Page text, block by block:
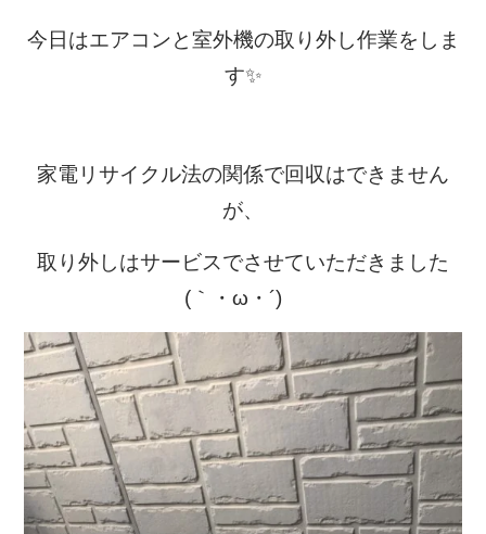
今日はエアコンと室外機の取り外し作業をしま
す✨
家電リサイクル法の関係で回収はできません
が、
取り外しはサービスでさせていただきました
(｀・ω・´)ゞ